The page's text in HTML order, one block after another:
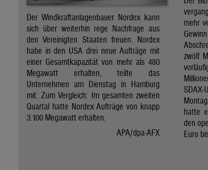
Der Windkraftanlagenbauer Nordex kann
sich über weiterhin rege Nachfrage aus
den Vereinigten Staaten freuen. Nordex
habe in den USA drei neue Aufträge mit
einer Gesamtkapazität von mehr als 480
Megawatt erhalten, teilte das
Unternehmen am Dienstag in Hamburg
mit. Zum Vergleich: Im gesamten zweiten
Quartal hatte Nordex Aufträge von knapp
3.100 Megawatt erhalten.
APA/dpa-AFX
mehr
zwölf
hatte
den
Euro